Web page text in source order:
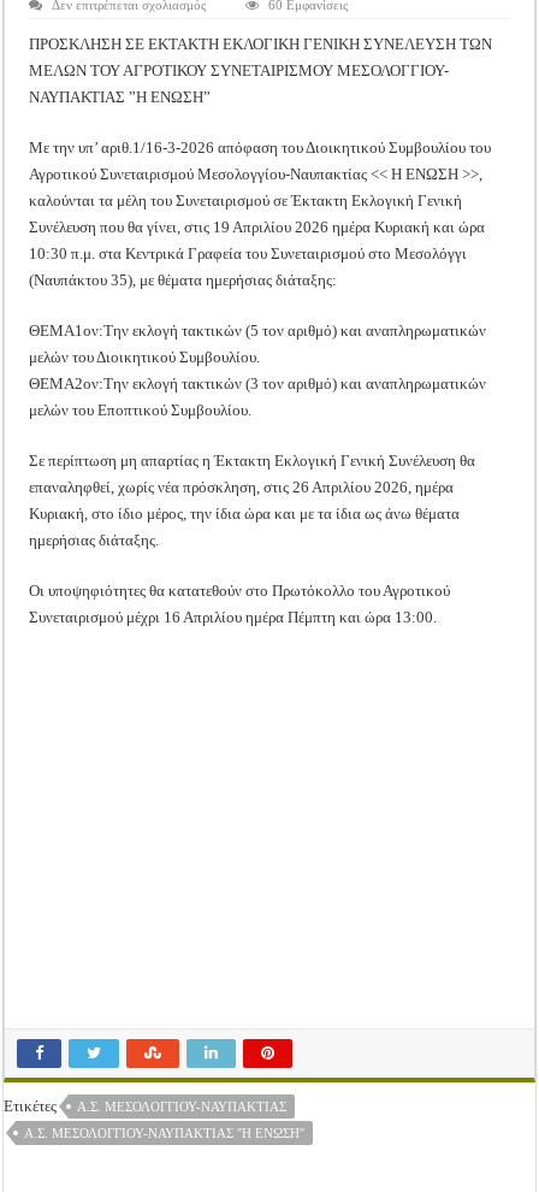
Tακτική Γενική Συνέλευση του Αγροτικού Συνεταιρισμού Μεσολογγίου-
Η περίοδος συγκομιδής της Ελιάς ξεκίνησε…με Μεγάλες Προσφορές!!
Οι Φθινοπωρινές σπορές ξεκίνησαν!
Δεν επιτρέπεται σχολιασμόςστο
ΕΚΛΟΓΙΚΗ
ΣΥΝΕΛΕΥΣΗ
60 Εμφανίσεις
ΠΡΟΣΚΛΗΣΗ ΣΕ EKTAKTH ΕΚΛΟΓΙΚΗ ΓΕΝΙΚΗ ΣΥΝΕΛΕΥΣΗ ΤΩΝ
ΜΕΛΩΝ ΤΟΥ ΑΓΡΟΤΙΚΟΥ ΣΥΝΕΤΑΙΡΙΣΜΟΥ ΜΕΣΟΛΟΓΓΙΟΥ-
ΝΑΥΠΑΚΤΙΑΣ ”Η ΕΝΩΣΗ”
Με την υπ’ αριθ.1/16-3-2026 απόφαση του Διοικητικού Συμβουλίου του
Αγροτικού Συνεταιρισμού Μεσολογγίου-Ναυπακτίας << Η ΕΝΩΣΗ >>,
καλούνται τα μέλη του Συνεταιρισμού σε Έκτακτη Εκλογική Γενική
Συνέλευση που θα γίνει, στις 19 Απριλίου 2026 ημέρα Κυριακή και ώρα
10:30 π.μ. στα Κεντρικά Γραφεία του Συνεταιρισμού στο Μεσολόγγι
(Ναυπάκτου 35), με θέματα ημερήσιας διάταξης:
ΘΕΜΑ1ον:Την εκλογή τακτικών (5 τον αριθμό) και αναπληρωματικών
μελών του Διοικητικού Συμβουλίου.
ΘΕΜΑ2ον:Την εκλογή τακτικών (3 τον αριθμό) και αναπληρωματικών
μελών του Εποπτικού Συμβουλίου.
Σε περίπτωση μη απαρτίας η Έκτακτη Εκλογική Γενική Συνέλευση θα
επαναληφθεί, χωρίς νέα πρόσκληση, στις 26 Απριλίου 2026, ημέρα
Κυριακή, στο ίδιο μέρος, την ίδια ώρα και με τα ίδια ως άνω θέματα
ημερήσιας διάταξης.
Οι υποψηφιότητες θα κατατεθούν στο Πρωτόκολλο του Αγροτικού
Συνεταιρισμού μέχρι 16 Απριλίου ημέρα Πέμπτη και ώρα 13:00.
Ετικέτες
Α.Σ. ΜΕΣΟΛΟΓΓΙΟΥ-ΝΑΥΠΑΚΤΙΑΣ
Α.Σ. ΜΕΣΟΛΟΓΓΊΟΥ-ΝΑΥΠΑΚΤΊΑΣ ''Η ΈΝΩΣΗ''